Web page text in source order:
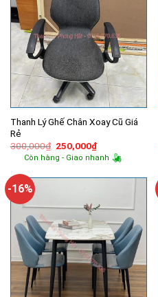
Thanh Lý Ghế Chân Xoay Cũ Giá
Rẻ
300,000₫ Giá
gốc
là:
250,000₫Giá
hiện
tại
250,000₫.
Còn hàng - Giao nhanh
-16%